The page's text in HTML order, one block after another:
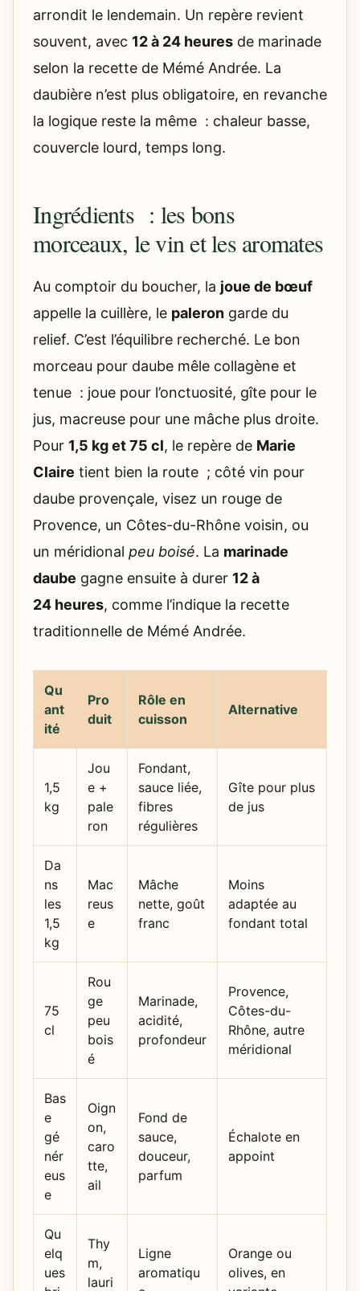
arrondit le lendemain. Un repère revient
souvent, avec 12 à 24 heures de marinade
selon la recette de Mémé Andrée. La
daubière n’est plus obligatoire, en revanche
la logique reste la même : chaleur basse,
couvercle lourd, temps long.
Ingrédients : les bons
morceaux, le vin et les aromates
Au comptoir du boucher, la joue de bœuf
appelle la cuillère, le paleron garde du
relief. C’est l’équilibre recherché. Le bon
morceau pour daube mêle collagène et
tenue : joue pour l’onctuosité, gîte pour le
jus, macreuse pour une mâche plus droite.
Pour 1,5 kg et 75 cl, le repère de Marie
Claire tient bien la route ; côté vin pour
daube provençale, visez un rouge de
Provence, un Côtes-du-Rhône voisin, ou
un méridional peu boisé. La marinade
daube gagne ensuite à durer 12 à
24 heures, comme l’indique la recette
traditionnelle de Mémé Andrée.
Qu
ant
ité
Pro
duit
Rôle en
cuisson
Alternative
1,5
kg
Jou
e +
pale
ron
Fondant,
sauce liée,
fibres
régulières
Gîte pour plus
de jus
Da
ns
les
1,5
kg
Mac
reus
e
Mâche
nette, goût
franc
Moins
adaptée au
fondant total
75
cl
Rou
ge
peu
bois
é
Marinade,
acidité,
profondeur
Provence,
Côtes-du-
Rhône, autre
méridional
Bas
e
gé
nér
eus
e
Oign
on,
caro
tte,
ail
Fond de
sauce,
douceur,
parfum
Échalote en
appoint
Qu
elq
ues
Thy
m,
lauri
Ligne
aromatiqu
Orange ou
olives, en